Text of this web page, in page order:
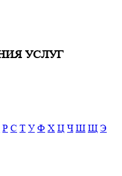
УСЛУГ
Р С Т У Ф Х Ц Ч Ш Щ Э